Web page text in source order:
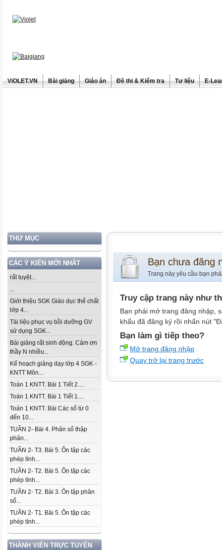
ViOLET.VN Bài giảng Giáo án Đề thi & Kiểm tra Tư liệu E-
THƯ MỤC
CÁC Ý KIẾN MỚI NHẤT
rất tuyệt...
...
Giới thiệu SGK Giáo dục thể chất
lớp 4...
Tài liệu phục vụ bồi dưỡng GV
sử dụng SGK...
Bài giảng rất sinh động. Cảm ơn
thầy N nhiều...
Kế hoạch giảng dạy lớp 4 SGK -
KNTT Môn...
Toán 1 KNTT. Bài 1 Tiết 2....
Toán 1 KNTT. Bài 1 Tiết 1....
Toán 1 KNTT. Bài Các số từ 0
đến 10...
TUẦN 2- Bài 4. Phân số thập
phân...
TUẦN 2- T3. Bài 5. Ôn tập các
phép tính...
TUẦN 2- T2. Bài 5. Ôn tập các
phép tính...
TUẦN 2- T2. Bài 3. Ôn tập phân
số...
TUẦN 2- T1. Bài 5. Ôn tập các
phép tính...
THÀNH VIÊN TRỰC TUYẾN
Bạn chưa đăng
Trang này yêu cầu bạn
Truy cập trang này như
Bạn phải mở trang đăng nhập,
khẩu đã đăng ký rồi nhấn nút
Bạn làm gì tiếp theo?
Mở trang đăng nhập
Quay trở lại trang trước